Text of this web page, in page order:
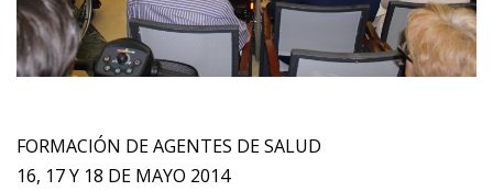
FORMACIÓN DE AGENTES DE SALUD
16, 17 Y 18 DE MAYO 2014